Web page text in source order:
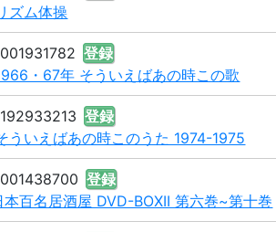
ズム体操
登録
・67年 そういえばあの時この歌
登録
ういえばあの時このうた 1974-1975
登録
本百名居酒屋 DVD-BOXII 第六巻~第十巻